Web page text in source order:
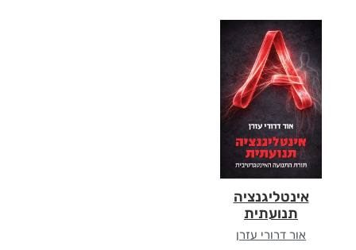
אינטליגנציה
תנועתית
אור דרורי עזרן